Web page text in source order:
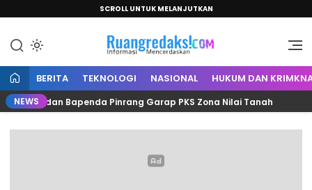
SCROLL UNTUK MELANJUTKAN
Ruang Redaksi
Informasi Mencerdaskan
BERITA TEKNOLOGI NASIONAL HUKUM DAN
NEWS
dan Bapenda Pinrang Garap PKS Zona Nilai Tanah